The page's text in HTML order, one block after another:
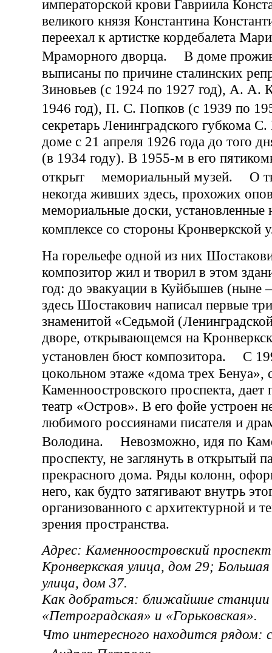
императорской крови Гавриила
великого князя Константина
переехал к артистке кордебалета
Мраморного дворца. В доме
выписаны по причине сталинских
Зиновьев (с 1924 по 1927 год), А. А.
1946 год), П. С. Попков (с 1939 по
секретарь Ленинградского губкома
доме с 21 апреля 1926 года до того
(в 1934 году). В 1955-м в его
открыт мемориальный музей. О
некогда живших здесь, прохожих
мемориальные доски, установленные
комплексе со стороны
На горельефе одной из них
композитор жил и творил в этом
год: до эвакуации в Куйбышев
здесь Шостакович написал первые
знаменитой «Седьмой
дворе, открывающемся на
установлен бюст композитора. С
цокольном этаже «дома трех Бенуа»,
Каменноостровского проспекта, дает
театр «Остров». В его фойе устроен
любимого россиянами писателя и
Володина. Невозможно, идя по
проспекту, не заглянуть в открытый
прекрасного дома. Ряды колонн,
него, как будто затягивают внутрь
организованного с архитектурной и
зрения пространства.
Адрес: Каменноостровский
Кронверкская улица, дом 29;
улица, дом 37.
Как добраться: ближайшие
«Петроградская» и «Горьковская».
Что интересного находится